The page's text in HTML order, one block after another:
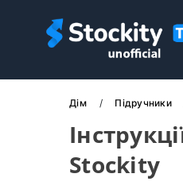
Дім Підручники
Stockity